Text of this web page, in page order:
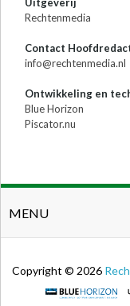
Rechtenmedia
Contact
info@rechtenmedia.nl
Ontwikkeling en
Blue Horizon
Piscator.nu
MENU
Copyright © 2026